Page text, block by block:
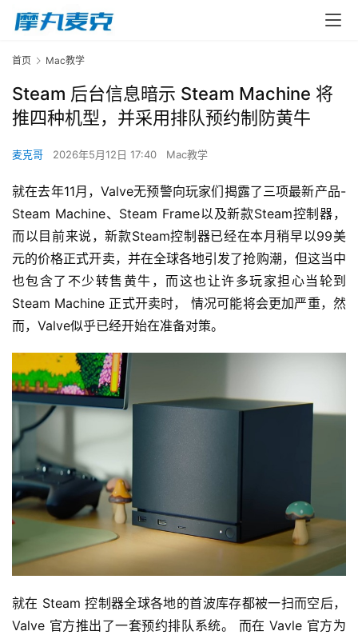
首页 Mac教学
Steam 后台信息暗示 Steam Machine 将
推四种机型，并采用排队预约制防黄牛
麦克哥 2026年5月12日 17:40 Mac教学
就在去年11月，Valve无预警向玩家们揭露了三项最新产品-
Steam Machine、Steam Frame以及新款Steam控制器，
而以目前来说，新款Steam控制器已经在本月稍早以99美
元的价格正式开卖，并在全球各地引发了抢购潮，但这当中
也包含了不少转售黄牛，而这也让许多玩家担心当轮到
Steam Machine 正式开卖时， 情况可能将会更加严重，然
而，Valve似乎已经开始在准备对策。
就在 Steam 控制器全球各地的首波库存都被一扫而空后，
Valve 官方推出了一套预约排队系统。 而在 Vavle 官方为